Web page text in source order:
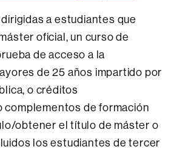
a estudiantes que
oficial, un curso de
de acceso a la
de 25 años impartido por
o créditos
complementos de formación
obtener el título de máster o
los estudiantes de tercer